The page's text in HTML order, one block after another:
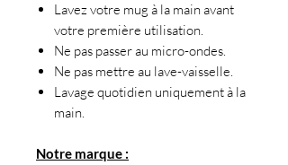
Lavez votre mug à la main avant
votre première utilisation.
Ne pas passer au micro-ondes.
Ne pas mettre au lave-vaisselle.
Lavage quotidien uniquement à la
main.
Notre marque :